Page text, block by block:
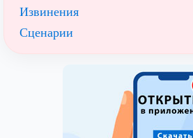
Извинения
Сценарии